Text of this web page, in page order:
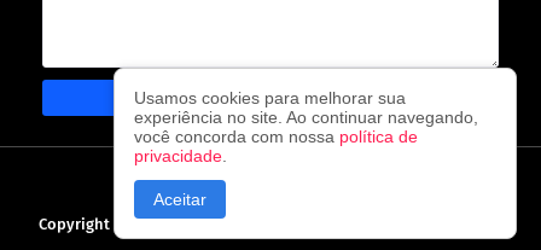
CAPA CONTATO
Copyright © 2026O observador - A cada visita uma nova notícia!
Usamos cookies para melhorar sua
experiência no site. Ao continuar navegando,
você concorda com nossa política de
privacidade
Aceitar